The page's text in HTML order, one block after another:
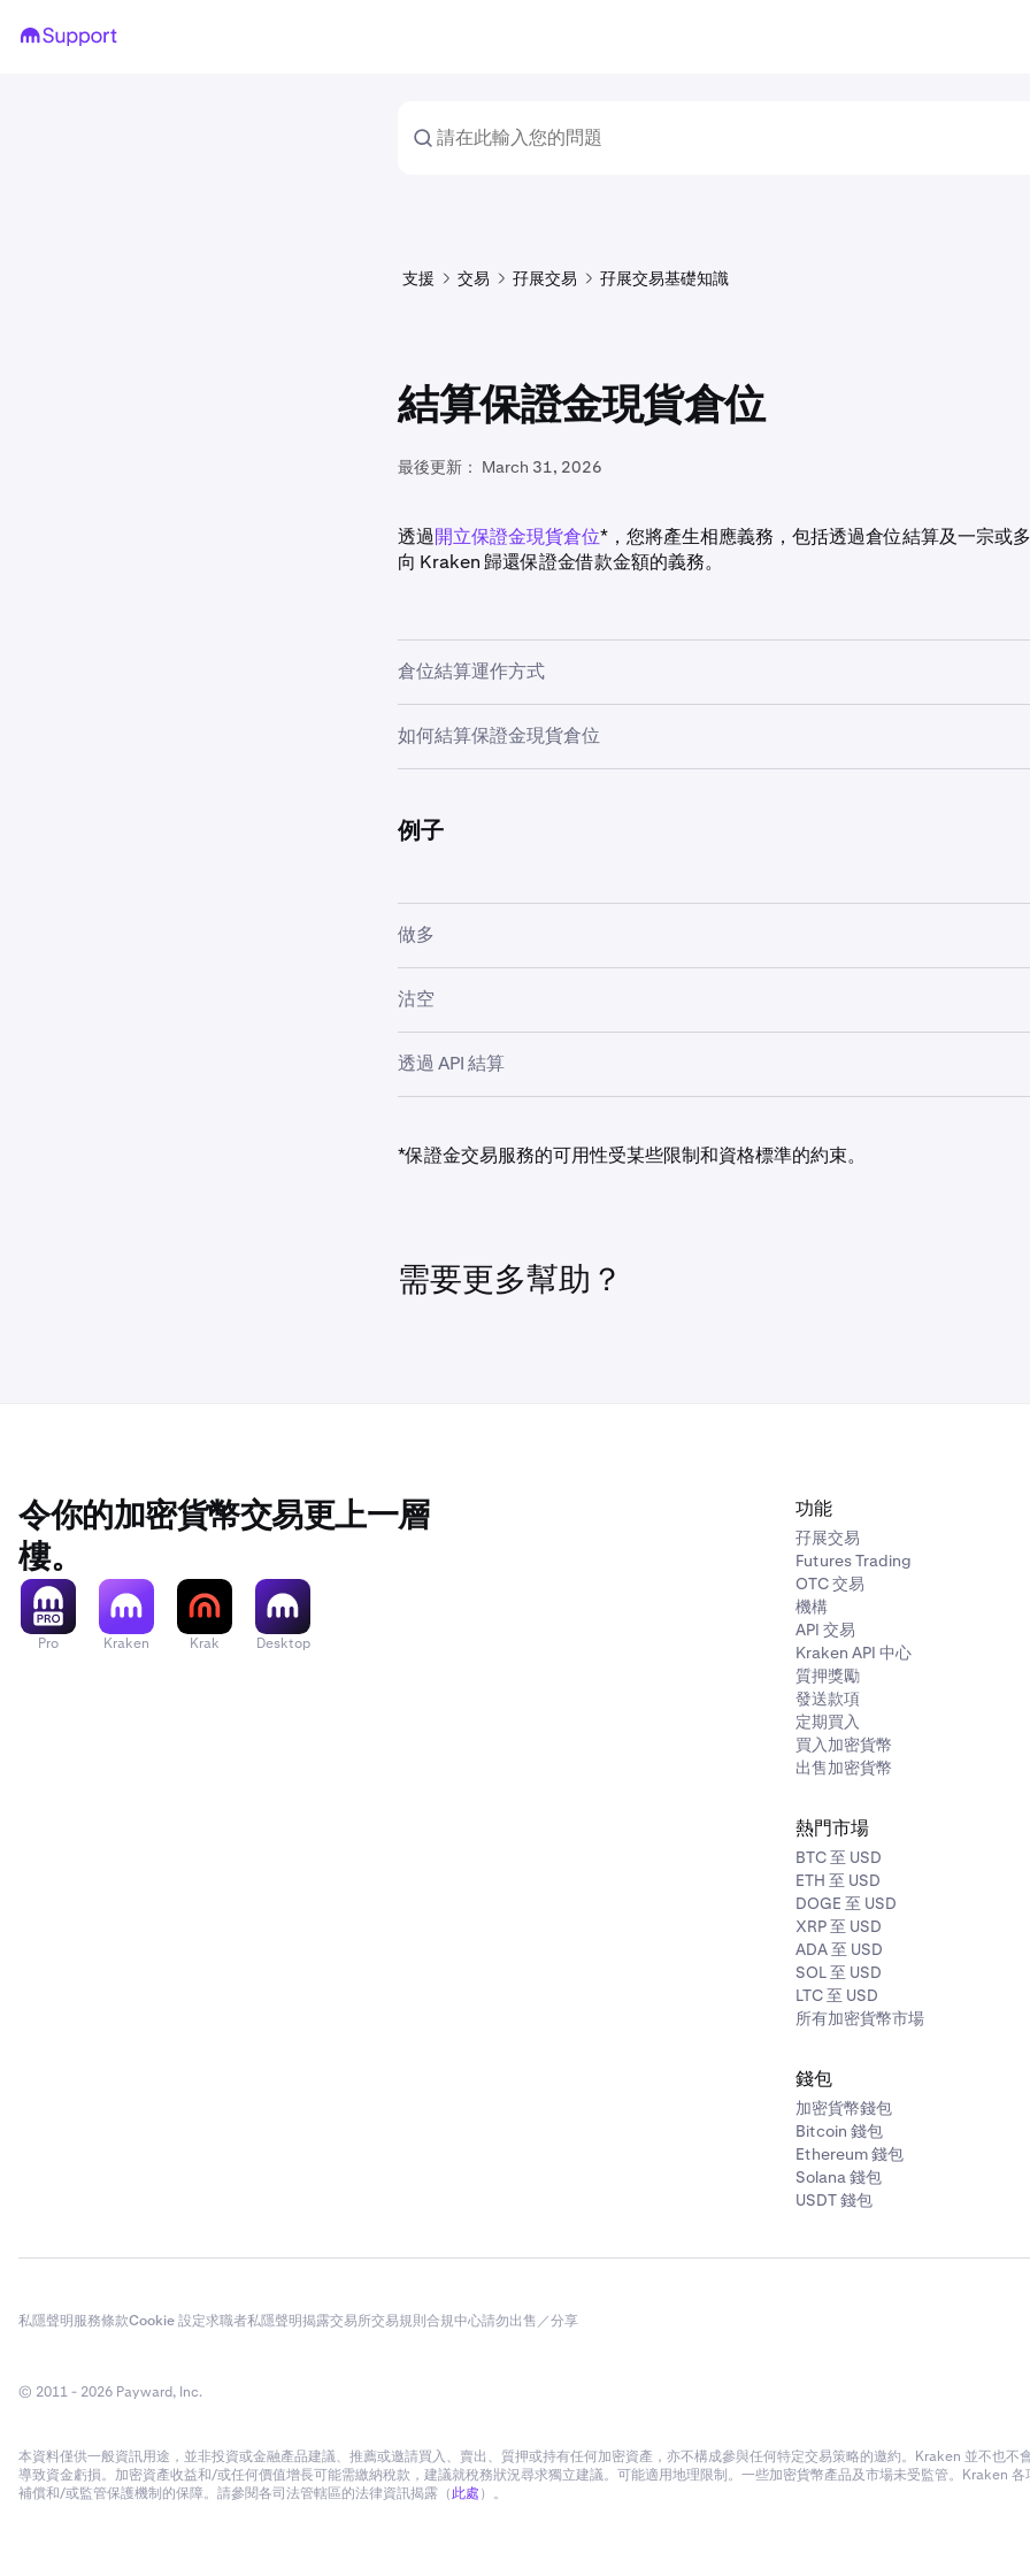
支援 交易 孖展交易 孖展交易基礎知識
結算保證金現貨倉位
最後更新： March 31, 2026
透過開立保證金現貨倉位*，您將產生相應義務，包括透過倉位結算及一宗或
向 Kraken 歸還保證金借款金額的義務。
倉位結算運作方式
您可以透過直接從您的帳戶餘額轉帳給我們，不涉及任何交易，以 Kraken 用
金借款的資金類型（例如，如果您從 Kraken 獲得以 BTC 計價的保證金借款，
須有足夠的 BTC 來結算倉位），平倉全部或部分保證金現貨倉位。結算後，
易不收取任何交易費用。如果您的帳戶餘額不足以進行結算交易，您可以存入
注意：
讓我們看看兩個例子：
•
要結算一個開放的「沽空 BTC」BTC/EUR 保證金現貨倉位，您必須向
倉時在市場上以 EUR 沽出的 BTC 數量。這履行您向 Kraken 歸還 Kraken
倉時在市場上用於購買 BTC 的 EUR 數量。這履行您向 Kraken 歸還 Kraken
給您的 EUR 的義務（即，使用 EUR 買入 BTC）。
如何結算保證金現貨倉位
前往交易頁面上的
(2)。您可以使用滑桿結算部分倉位，或將其拖曳至
欄位顯示以報價貨幣計的結算約值。
檢閱彈出視窗底部的結算摘要，其中確認了結算金額和結算價格。
顯示的結算價格是倉位的開倉價格，而非當前市場價格。
買入/結算 訂單類型。
沽出/結算訂單類型。
為了發起倉位結算訂單，必須選擇槓桿水平（例如，最低 2 倍）。
水平相符。這是因為，除了向 Kraken 系統表明您正
例子
做多
假設您以 2 倍槓桿買入 1 BTC 的 BTC/EUR（「做多」BTC）。
•
要結算整個倉位，您買入/結算 1 BTC 並選擇 BTC/EUR 交易對（在任何槓
的特定槓桿水平是無關緊要的）。
沽空
假設您以 2 倍槓桿沽出 1 BTC 的 BTC/EUR（「沽空」BTC）：
特定槓桿水平是無關緊要的）。
透過 API 結算
(AddOrder) 下的「訂單類型」為「settle-position」的說明。
*保證金交易服務的可用性受某些限制和資格標準的約束。
需要更多幫助？
令你的加密貨幣交易更上一層
樓。
Pro Kraken Krak Desktop
功能
孖展交易
Futures Trading
OTC 交易
機構
API 交易
Kraken API 中心
質押獎勵
發送款項
定期買入
買入加密貨幣
出售加密貨幣
熱門市場
BTC 至 USD
ETH 至 USD
DOGE 至 USD
XRP 至 USD
ADA 至 USD
SOL 至 USD
LTC 至 USD
所有加密貨幣市場
錢包
加密貨幣錢包
Bitcoin 錢包
Ethereum 錢包
Solana 錢包
USDT 錢包
私隱聲明服務條款Cookie 設定求職者私隱聲明揭露交易所交易規則合規中心請勿出售／分享
© 2011 - 2026 Payward, Inc.
本資料僅供一般資訊用途，並非投資或金融產品建議、推薦或邀請買入、賣出、質押或持有任何加密資產，亦不構成參與任何特定交易策略的邀約。Kraken 並不也
導致資金虧損。加密資產收益和/或任何價值增長可能需繳納稅款，建議就稅務狀況尋求獨立建議。可能適用地理限制。一些加密貨幣產品及市場未受監管。Kraken
補償和/或監管保護機制的保障。請參閱各司法管轄區的法律資訊揭露（此處）。